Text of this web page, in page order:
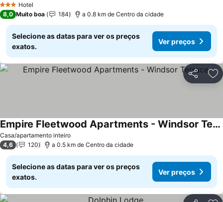
3 EstrelasHotel
8,0 Muito boa 184 a 0.8 km de Centro da cidade
Selecione as datas para ver os preços
exatos.
Ver preços
Partilhar
Casa/apartamento inteiro
Empire Fleetwood Apartments - Windsor Terrace
4,6 120 a 0.5 km de Centro da cidade
Selecione as datas para ver os preços
exatos.
Ver preços